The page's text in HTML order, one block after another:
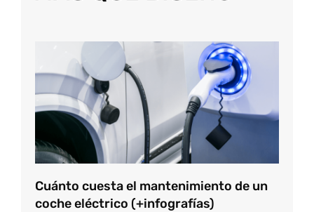
Cuánto cuesta el mantenimiento de un
coche eléctrico (+infografías)